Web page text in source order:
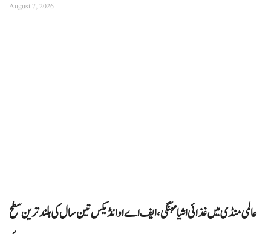
August 7, 2026
عالمی منڈی میں غذائی اشیا مہنگی، ایف اے او انڈیکس تین سال کی بلند ترین سطح